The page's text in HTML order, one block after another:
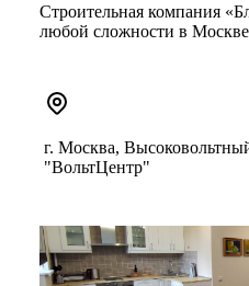
Строительная компания
любой сложности в
г. Москва,
"ВольтЦентр"